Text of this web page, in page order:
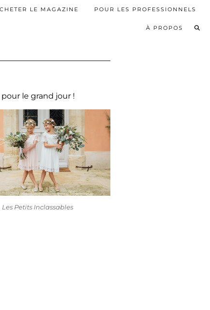
LE MAGAZINE POUR LES PROFESSIONNELS
À PROPOS
le grand jour !
Les Petits Inclassables